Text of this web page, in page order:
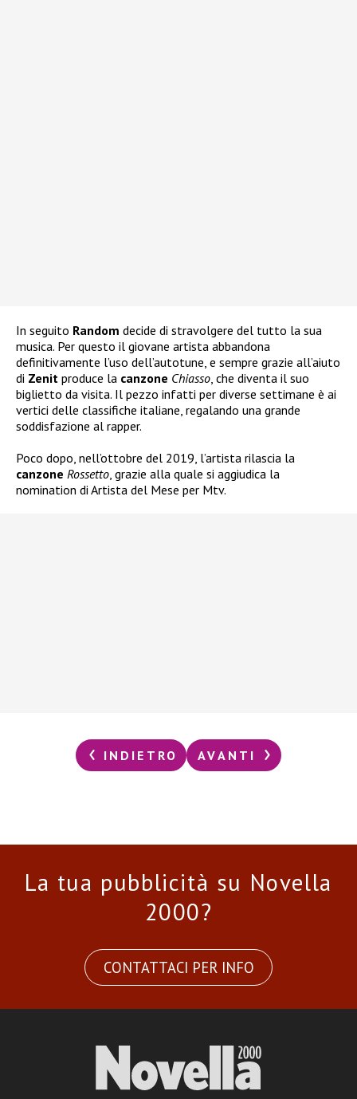
In seguito Random decide di stravolgere del tutto la sua
musica. Per questo il giovane artista abbandona
definitivamente l’uso dell’autotune, e sempre grazie all’aiuto
di Zenit produce la canzone Chiasso, che diventa il suo
biglietto da visita. Il pezzo infatti per diverse settimane è ai
vertici delle classifiche italiane, regalando una grande
soddisfazione al rapper.
Poco dopo, nell’ottobre del 2019, l’artista rilascia la
canzone Rossetto, grazie alla quale si aggiudica la
nomination di Artista del Mese per Mtv.
INDIETRO AVANTI
La tua pubblicità su Novella
2000?
CONTATTACI PER INFO